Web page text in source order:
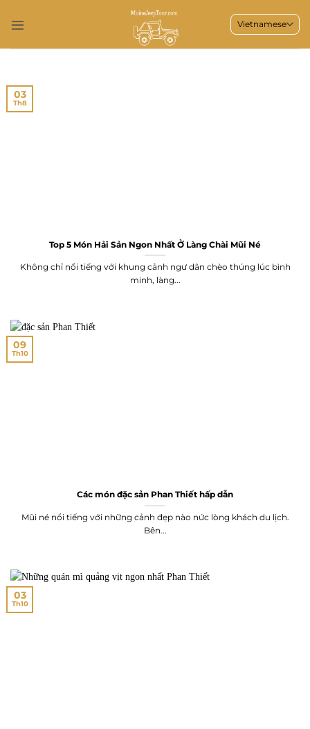
qua
dung
Top 5 Món Hải Sản Ngon Nhất Ở Làng Chài Mũi Né
Không chỉ nổi tiếng với khung cảnh ngư dân chèo thúng lúc bình
minh, làng...
03
Th8
Các món đặc sản Phan Thiết hấp dẫn
Mũi né nổi tiếng với những cảnh đẹp nào nức lòng khách du lịch.
Bên...
09
Th10
03
Th10